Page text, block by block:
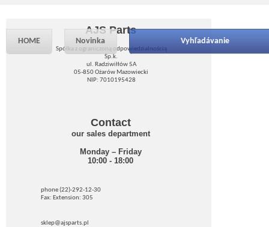
HOME Novinka Vyhľadávanie
AJS Parts
Spółka z ograniczoną odpowiedzialnością
Sp.k.
ul. Radziwiłłów 5A
05-850 Ożarów Mazowiecki
NIP: 7010195428
Contact
our sales department
Monday – Friday
10:00 - 18:00
phone (22)-292-12-30
Fax: Extension: 305
sklep@ajsparts.pl